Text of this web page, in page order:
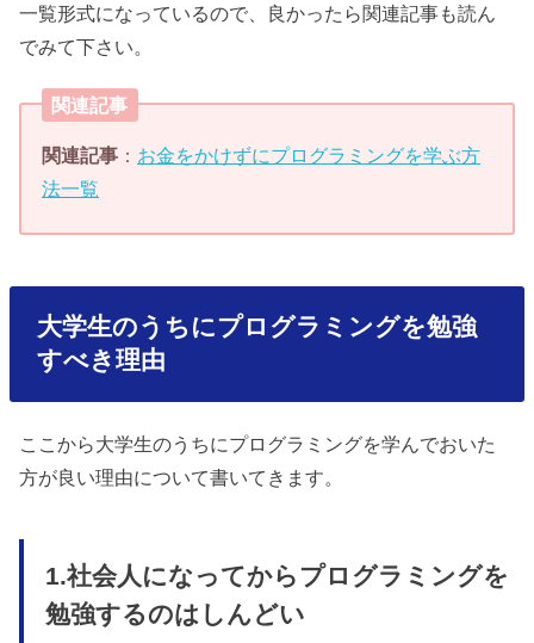
一覧形式になっているので、良かったら関連記事も読ん
でみて下さい。
関連記事
関連記事 ： お金をかけずにプログラミングを学ぶ方
法一覧
大学生のうちにプログラミングを勉強
すべき理由
ここから大学生のうちにプログラミングを学んでおいた
方が良い理由について書いてきます。
1.社会人になってからプログラミングを
勉強するのはしんどい